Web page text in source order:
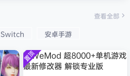
安装中文
Dark
Creed
拟机
n Desert
HYPERVI
SOR）免
安装中文
版
9：安魂
Requiem
）免安装
中文版
加入本站
8月4日
加入本站 8月3日
本站
8月2日
Switch 安卓手游
查看全部
置顶